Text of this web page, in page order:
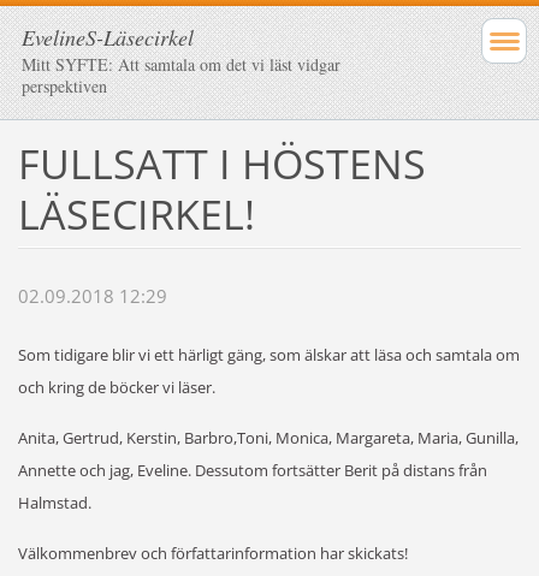
EvelineS-Läsecirkel
Mitt SYFTE: Att samtala om det vi läst vidgar
perspektiven
FULLSATT I HÖSTENS
LÄSECIRKEL!
02.09.2018 12:29
Som tidigare blir vi ett härligt gäng, som älskar att läsa och samtala om
och kring de böcker vi läser.
Anita, Gertrud, Kerstin, Barbro,Toni, Monica, Margareta, Maria, Gunilla,
Annette och jag, Eveline. Dessutom fortsätter Berit på distans från
Halmstad.
Välkommenbrev och författarinformation har skickats!